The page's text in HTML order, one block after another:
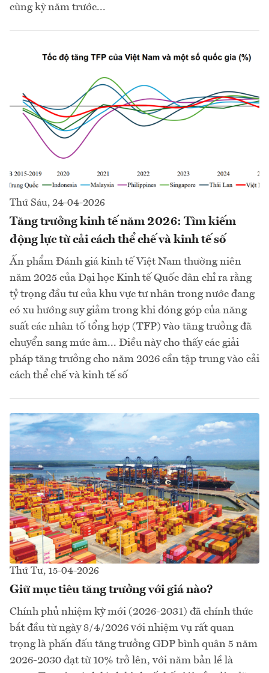
cùng kỳ năm trước...
Thứ Sáu, 24-04-2026
Tăng trưởng kinh tế năm 2026: Tìm kiếm
động lực từ cải cách thể chế và kinh tế số
Ấn phẩm Đánh giá kinh tế Việt Nam thường niên
năm 2025 của Đại học Kinh tế Quốc dân chỉ ra rằng
tỷ trọng đầu tư của khu vực tư nhân trong nước đang
có xu hướng suy giảm trong khi đóng góp của năng
suất các nhân tố tổng hợp (TFP) vào tăng trưởng đã
chuyển sang mức âm... Điều này cho thấy các giải
pháp tăng trưởng cho năm 2026 cần tập trung vào cải
cách thể chế và kinh tế số
Thứ Tư, 15-04-2026
Giữ mục tiêu tăng trưởng với giá nào?
Chính phủ nhiệm kỳ mới (2026-2031) đã chính thức
bắt đầu từ ngày 8/4/2026 với nhiệm vụ rất quan
trọng là phấn đấu tăng trưởng GDP bình quân 5 năm
2026-2030 đạt từ 10% trở lên, với năm bản lề là